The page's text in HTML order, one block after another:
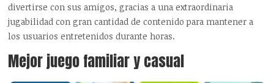
divertirse con sus amigos, gracias a una extraordinaria
jugabilidad con gran cantidad de contenido para mantener a
los usuarios entretenidos durante horas.
Mejor juego familiar y casual